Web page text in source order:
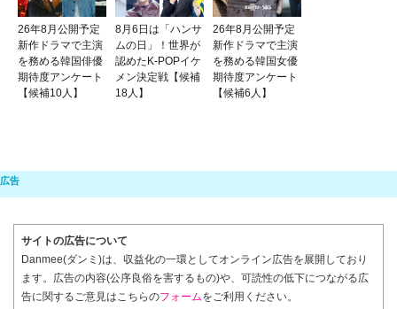
26年8月公開予定
新作ドラマで主演
を務める韓国俳優
期待度アンケート
【候補10人】
8月6日は「ハンサ
ムの日」！世界が
認めたK-POPイケ
メン決定戦【候補
18人】
26年8月公開予定
新作ドラマで主演
を務める韓国女優
期待度アンケート
【候補6人】
サイトの広告について
Danmee(ダンミ)は、収益化の一環としてオンライン広告を展開しており
ます。広告の内容(公序良俗を害するもの)や、可読性の低下につながる広
告に関するご意見はこちらのフォームをご利用ください。